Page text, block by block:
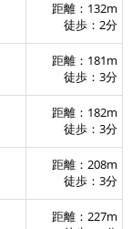
距離：132m
徒歩：2分
距離：181m
徒歩：3分
距離：182m
徒歩：3分
距離：208m
徒歩：3分
距離：227m